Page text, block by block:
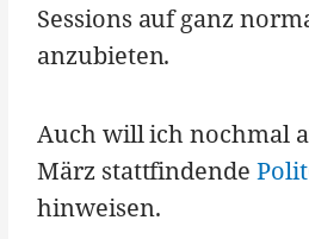
Sessions auf ganz
anzubieten.
Auch will ich nochmal
März stattfindende
hinweisen.